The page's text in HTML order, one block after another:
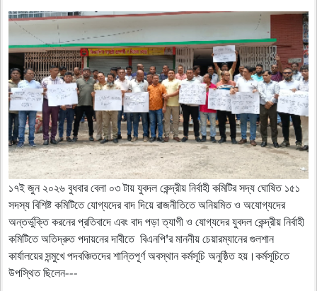
১৭ই জুন ২০২৬ বুধবার বেলা ০৩ টায় যুবদল কেন্দ্রীয় নির্বাহী কমিটির সদ্য ঘোষিত ১৫১
সদস্য বিশিষ্ট কমিটিতে যোগ্যদের বাদ দিয়ে রাজনীতিতে অনিয়মিত ও অযোগ্যদের
অন্তর্ভুক্তি করনের প্রতিবাদে এবং বাদ পড়া ত্যাগী ও যোগ্যদের যুবদল কেন্দ্রীয় নির্বাহী
কমিটিতে অতিদ্রুত পদায়নের দাবীতে বিএনপি'র মাননীয় চেয়ারম্যানের গুলশান
কার্যালয়ের সন্মুখে পদবঞ্চিতদের শান্তিপূর্ণ অবস্থান কর্মসূচি অনুষ্ঠিত হয়।কর্মসূচিতে
উপস্থিত ছিলেন---